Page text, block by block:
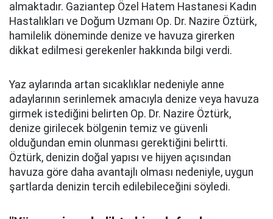
almaktadır. Gaziantep Özel Hatem Hastanesi Kadın
Hastalıkları ve Doğum Uzmanı Op. Dr. Nazire Öztürk,
hamilelik döneminde denize ve havuza girerken
dikkat edilmesi gerekenler hakkında bilgi verdi.
Yaz aylarında artan sıcaklıklar nedeniyle anne
adaylarının serinlemek amacıyla denize veya havuza
girmek istediğini belirten Op. Dr. Nazire Öztürk,
denize girilecek bölgenin temiz ve güvenli
olduğundan emin olunması gerektiğini belirtti.
Öztürk, denizin doğal yapısı ve hijyen açısından
havuza göre daha avantajlı olması nedeniyle, uygun
şartlarda denizin tercih edilebileceğini söyledi.